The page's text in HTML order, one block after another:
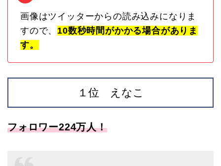
画像はツイッターからの読み込みになりま
すので、 10数秒時間がかかる場合がありま
す。
１位 えなこ
フォロワー224万人！